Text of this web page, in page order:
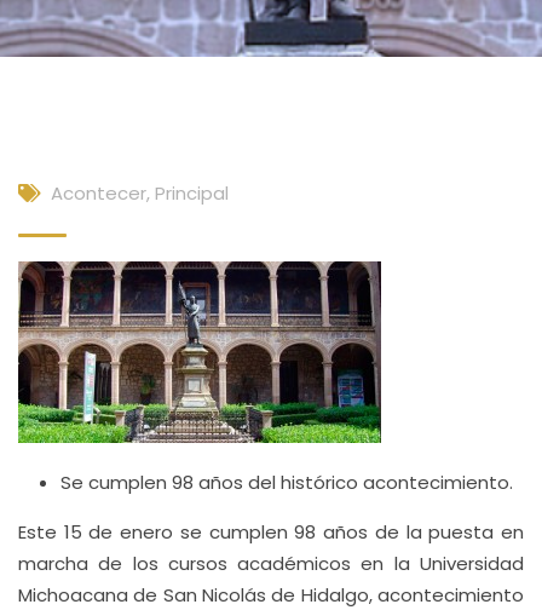
Acontecer, Principal
Se cumplen 98 años del histórico acontecimiento.
Este 15 de enero se cumplen 98 años de la puesta en
marcha de los cursos académicos en la Universidad
Michoacana de San Nicolás de Hidalgo, acontecimiento